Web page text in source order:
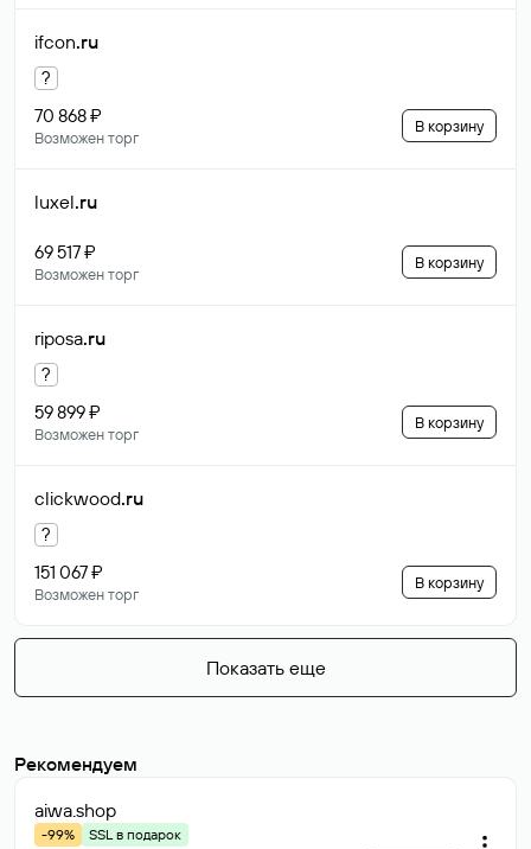
ifcon.ru
?
70 868 ₽
Возможен торг
В корзину
luxel.ru
69 517 ₽
Возможен торг
В корзину
riposa.ru
?
59 899 ₽
Возможен торг
В корзину
clickwood.ru
?
151 067 ₽
Возможен торг
В корзину
Показать еще
Рекомендуем
aiwa.shop
-99%
SSL в подарок